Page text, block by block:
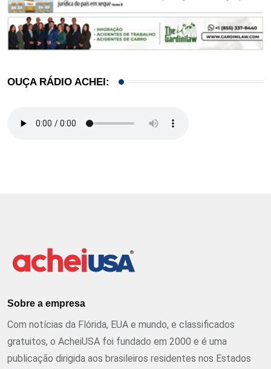
OUÇA RÁDIO ACHEI:
Sobre a empresa
Com notícias da Flórida, EUA e mundo, e classificados
gratuitos, o AcheiUSA foi fundado em 2000 e é uma
publicação dirigida aos brasileiros residentes nos Estados